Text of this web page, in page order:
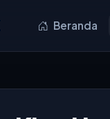
Beranda